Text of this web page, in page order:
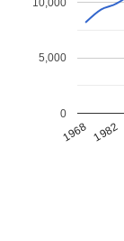
1968 1982
0
5,000
10,000